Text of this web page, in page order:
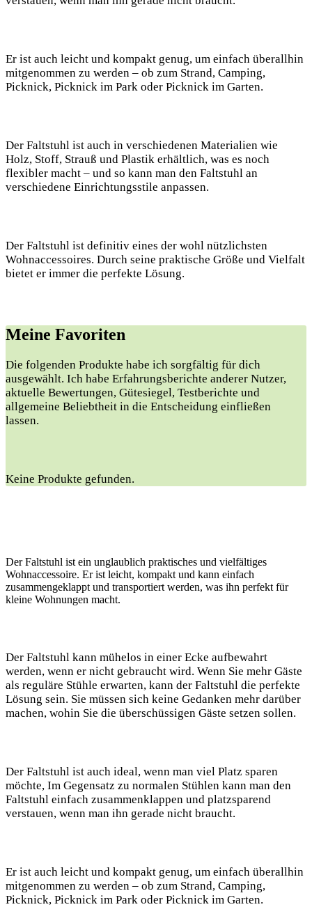
Er ist auch leicht und kompakt genug, um einfach überallhin
mitgenommen zu werden – ob zum Strand, Camping,
Picknick, Picknick im Park oder Picknick im Garten.
Der Faltstuhl ist auch in verschiedenen Materialien wie
Holz, Stoff, Strauß und Plastik erhältlich, was es noch
flexibler macht – und so kann man den Faltstuhl an
verschiedene Einrichtungsstile anpassen.
Der Faltstuhl ist definitiv eines der wohl nützlichsten
Wohnaccessoires. Durch seine praktische Größe und Vielfalt
bietet er immer die perfekte Lösung.
Meine Favoriten
Die‍ folgenden ⁣Produkte ⁤habe ich sorgfältig⁣ für dich
ausgewählt. Ich habe Erfahrungsberichte anderer Nutzer,
‌aktuelle Bewertungen, Gütesiegel, Testberichte und
allgemeine Beliebtheit in⁣ die Entscheidung einfließen
lassen.
Keine Produkte gefunden.
Der Faltstuhl ist ein unglaublich praktisches und vielfältiges
Wohnaccessoire. Er ist leicht, kompakt und kann einfach
zusammengeklappt und transportiert werden, was ihn perfekt für
kleine Wohnungen macht.
Der Faltstuhl kann mühelos in einer Ecke aufbewahrt
werden, wenn er nicht gebraucht wird. Wenn Sie mehr Gäste
als reguläre Stühle erwarten, kann der Faltstuhl die perfekte
Lösung sein. Sie müssen sich keine Gedanken mehr darüber
machen, wohin Sie die überschüssigen Gäste setzen sollen.
Der Faltstuhl ist auch ideal, wenn man viel Platz sparen
möchte, Im Gegensatz zu normalen Stühlen kann man den
Faltstuhl einfach zusammenklappen und platzsparend
verstauen, wenn man ihn gerade nicht braucht.
Er ist auch leicht und kompakt genug, um einfach überallhin
mitgenommen zu werden – ob zum Strand, Camping,
Picknick, Picknick im Park oder Picknick im Garten.